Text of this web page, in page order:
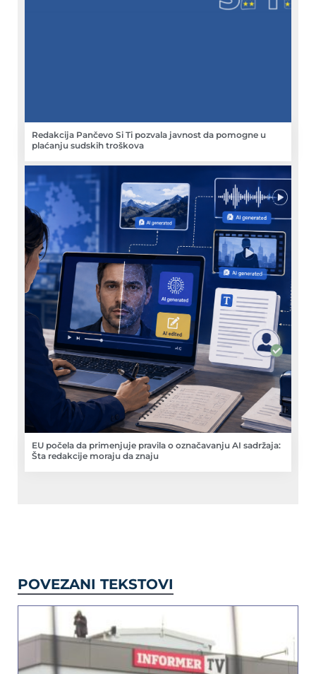
Redakcija Pančevo Si Ti pozvala javnost da pomogne u
plaćanju sudskih troškova
EU počela da primenjuje pravila o označavanju AI sadržaja:
Šta redakcije moraju da znaju
POVEZANI TEKSTOVI